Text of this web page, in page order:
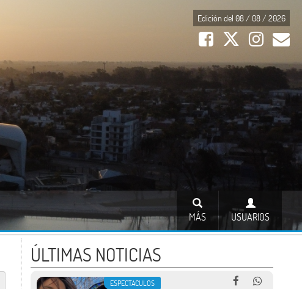
Edición del 08 / 08 / 2026
USUARIOS
MÁS
ÚLTIMAS NOTICIAS
ESPECTACULOS